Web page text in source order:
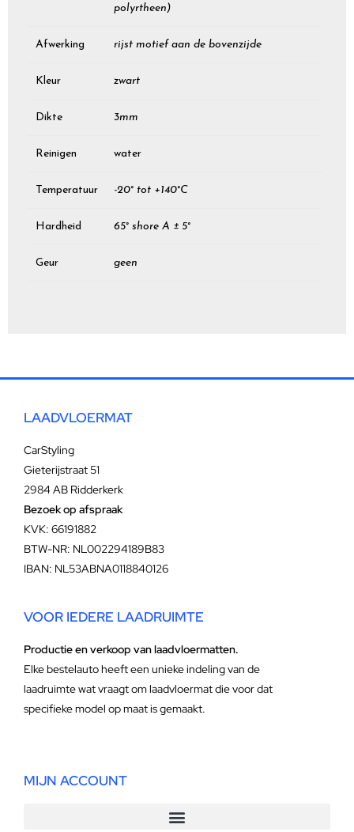
polyrtheen)
Afwerking rijst motief aan de bovenzijde
Kleur zwart
Dikte 3mm
Reinigen water
Temperatuur -20° tot +140°C
Hardheid 65° shore A ± 5°
Geur geen
LAADVLOERMAT
CarStyling
Gieterijstraat 51
2984 AB Ridderkerk
Bezoek op afspraak
KVK: 66191882
BTW-NR: NL002294189B83
IBAN: NL53ABNA0118840126
VOOR IEDERE LAADRUIMTE
Productie en verkoop van laadvloermatten.
Elke bestelauto heeft een unieke indeling van de
laadruimte wat vraagt om laadvloermat die voor dat
specifieke model op maat is gemaakt.
MIJN ACCOUNT